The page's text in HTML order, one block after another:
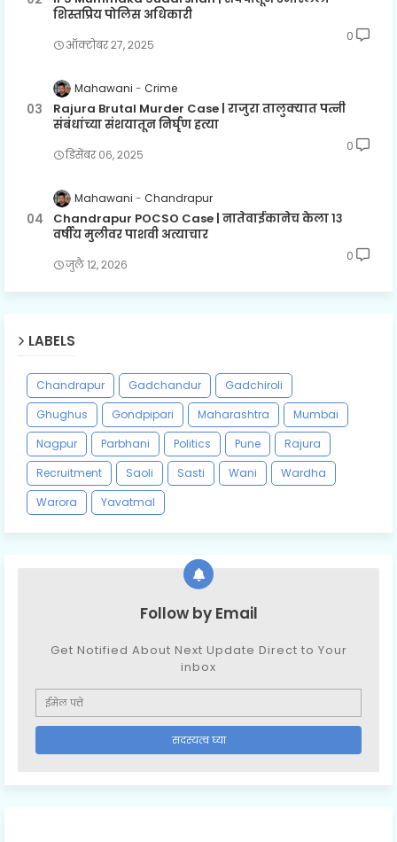
शिस्तप्रिय पोलिस अधिकारी
ऑक्टोबर २७, २०२५
0
Mahawani Crime
Rajura Brutal Murder Case | राजुरा तालुक्यात पत्नी
संबंधांच्या संशयातून निर्घृण हत्या
डिसेंबर ०६, २०२५
0
Mahawani Chandrapur
Chandrapur POCSO Case | नातेवाईकानेच केला १३
वर्षीय मुलीवर पाशवी अत्याचार
जुलै १२, २०२६
0
LABELS
Chandrapur Gadchandur
Gadchiroli
Ghughus
Gondpipari Maharashtra
Mumbai
Nagpur
Parbhani Politics Pune
Rajura
Recruitment
Saoli Sasti Wani
Wardha
Warora
Yavatmal
Follow by Email
Get Notified About Next Update Direct to Your
inbox